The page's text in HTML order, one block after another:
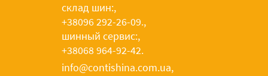
склад шин:,
+38096 292-26-09.,
шинный сервис:,
+38068 964-92-42.
info@contishina.com.ua,